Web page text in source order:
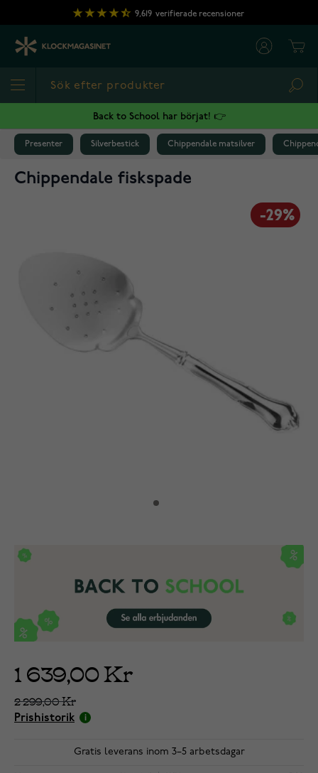
Hoppa till innehållet
9,619 verifierade recensioner
Back to School har börjat! 👉
Presenter Silverbestick Chippendale matsilver
Chippendale fiskspade
-29%
1 639,00 Kr
2 299,00 Kr
Prishistorik
Gratis leverans inom 3–5 arbetsdagar